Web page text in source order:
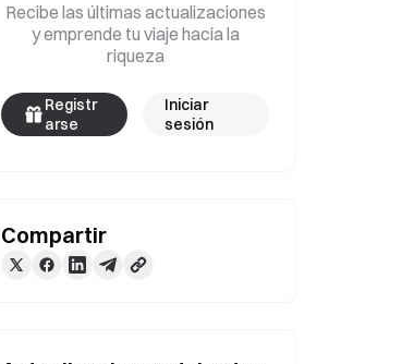
Recibe las últimas actualizaciones
y emprende tu viaje hacia la
riqueza
Registr
arse
Iniciar
sesión
Compartir